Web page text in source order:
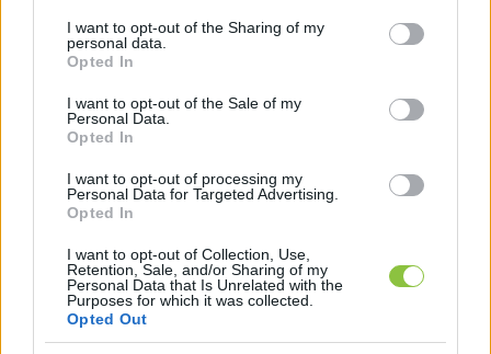
not limited to your visit or usage behaviour. You may click to
grant or deny consent to Google and its third-party tags to
use your data for below specified purposes in below Google
consent section.
I want to opt-out of the Sharing of my
personal data.
Opted In
I want to opt-out of the Sale of my
Personal Data.
Opted In
I want to opt-out of processing my
Personal Data for Targeted Advertising.
Opted In
I want to opt-out of Collection, Use,
Retention, Sale, and/or Sharing of my
Personal Data that Is Unrelated with the
Purposes for which it was collected.
Opted Out
Oroszok vitték volna a magyar
zászlót a téli olimpia
záróünnepségén, végül lecserélték
őket
A magyar zászlóvivők személye vitát váltott ki, majd a